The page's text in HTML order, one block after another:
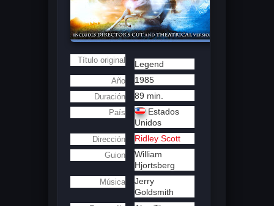
Título original Legend
Año 1985
Duración 89 min.
País
Estados
Unidos
Dirección Ridley Scott
Guion
William
Hjortsberg
Música
Jerry
Goldsmith